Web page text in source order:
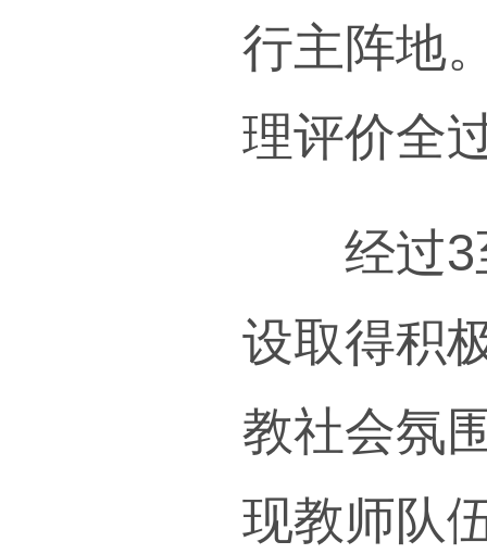
报国
材施
甘于
共同
浸润